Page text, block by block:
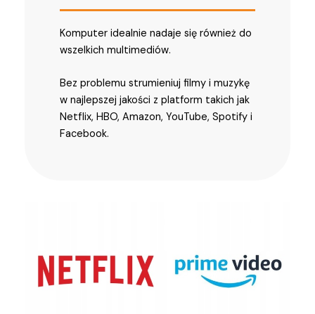
Komputer idealnie nadaje się również do
wszelkich multimediów.
Bez problemu strumieniuj filmy i muzykę
w najlepszej jakości z platform takich jak
Netflix, HBO, Amazon, YouTube, Spotify i
Facebook.